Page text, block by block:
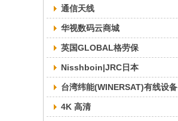
通信天线
华视数码云商城
英国GLOBAL格劳保
Nisshboin|JRC日本
台湾纬能(WINERSAT)有线设备
4K 高清